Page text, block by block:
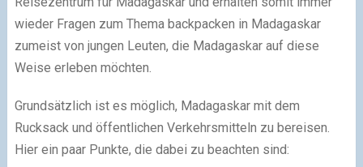
wieder Fragen zum Thema backpacken in Madagaskar
zumeist von jungen Leuten, die Madagaskar auf diese
Weise erleben möchten.
Grundsätzlich ist es möglich, Madagaskar mit dem
Rucksack und öffentlichen Verkehrsmitteln zu bereisen.
Hier ein paar Punkte, die dabei zu beachten sind: